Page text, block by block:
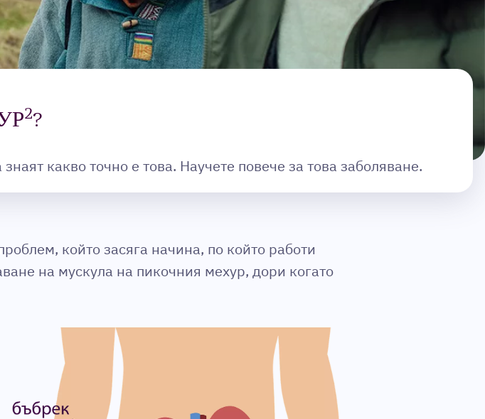
2?
какво точно е това. Научете повече за това заболяване.
който засяга начина, по който работи
на мускула на пикочния мехур, дори когато